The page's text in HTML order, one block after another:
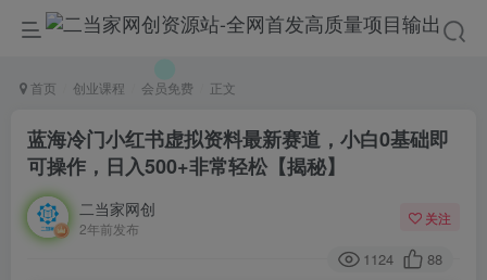
首页 创业课程 会员免费 正文
蓝海冷门小红书虚拟资料最新赛道，小白0基础即
可操作，日入500+非常轻松【揭秘】
二当家网创
2年前发布
关注
1124 88